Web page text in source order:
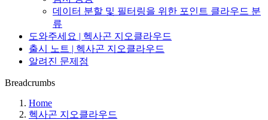
데이터 분할 및 필터링을 위한 포인트 클라우드 분
류
도와주세요 | 헥사곤 지오클라우드
출시 노트 | 헥사곤 지오클라우드
알려진 문제점
Breadcrumbs
Home
헥사곤 지오클라우드